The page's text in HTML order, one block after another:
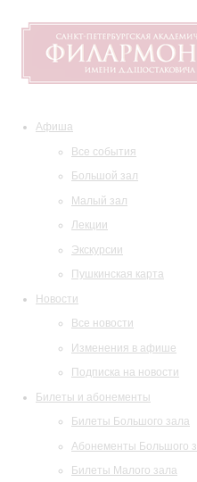
Афиша
Все события
Большой зал
Малый зал
Лекции
Экскурсии
Пушкинская карта
Новости
Все новости
Изменения в афише
Подписка на новости
Билеты и абонементы
Билеты Большого зала
Абонементы Большого
Билеты Малого зала